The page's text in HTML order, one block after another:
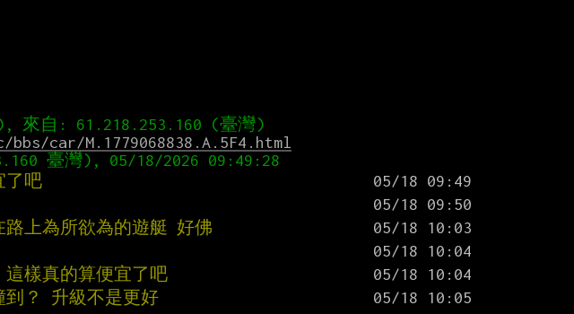
car/M.1779068838.A.5F4.html
了吧
上為所欲為的遊艇 好佛
樣真的算便宜了吧
？ 升級不是更好